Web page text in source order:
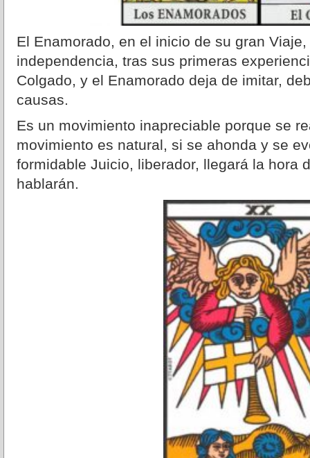
El Enamorado, en el inicio de su gran
independencia, tras sus primeras
Colgado, y el Enamorado deja de imitar,
causas.
Es un movimiento inapreciable porque se
movimiento es natural, si se ahonda y se
formidable Juicio, liberador, llegará la hora
hablarán.